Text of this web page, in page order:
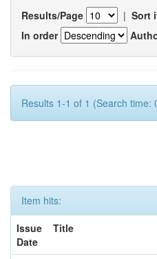
Results/Page | Sort
In order
Results 1-1 of 1 (Search time:
Item hits:
Issue
Date
Title